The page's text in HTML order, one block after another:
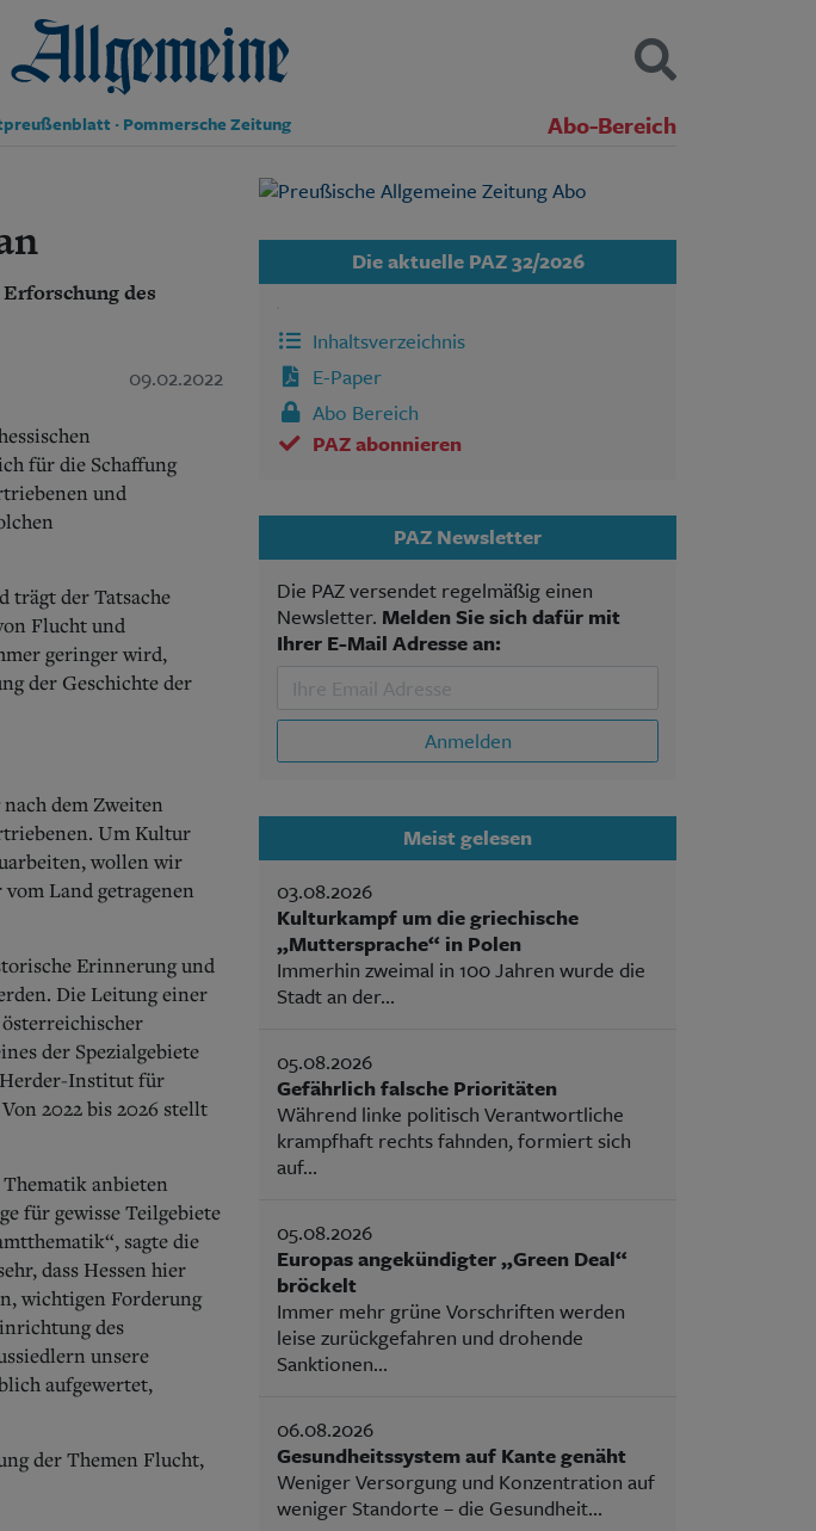
· Pommersche Zeitung Abo-Bereich
Westpreußen
Kontakt
Datenschutz
SUCHEN
des
09.02.2022
für die Schaffung
und
trägt der Tatsache
Flucht und
geringer wird,
der Geschichte der
dem Zweiten
Um Kultur
wollen wir
Land getragenen
Erinnerung und
Die Leitung einer
der Spezialgebiete
Herder-Institut für
2022 bis 2026 stellt
anbieten
für gewisse Teilgebiete
sagte die
dass Hessen hier
wichtigen Forderung
des
unsere
aufgewertet,
der Themen Flucht,
Die aktuelle PAZ 32/2026
Inhaltsverzeichnis
E-Paper
Abo Bereich
PAZ abonnieren
PAZ Newsletter
Die PAZ versendet regelmäßig einen
Newsletter. Melden Sie sich dafür mit
Ihrer E-Mail Adresse an:
Anmelden
Meist gelesen
03.08.2026
Kulturkampf um die griechische
„Muttersprache“ in Polen
Immerhin zweimal in 100 Jahren wurde die
Stadt an der...
05.08.2026
Gefährlich falsche Prioritäten
Während linke politisch Verantwortliche
krampfhaft rechts fahnden, formiert sich
auf...
05.08.2026
Europas angekündigter „Green Deal“
bröckelt
Immer mehr grüne Vorschriften werden
leise zurückgefahren und drohende
Sanktionen...
06.08.2026
Gesundheitssystem auf Kante genäht
Weniger Versorgung und Konzentration auf
weniger Standorte – die Gesundheit...